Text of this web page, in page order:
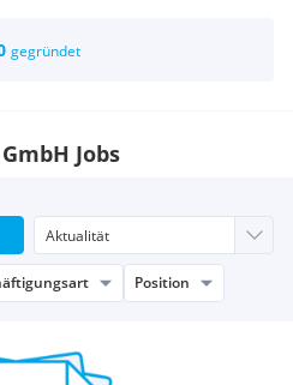
in der D-A-CH Region.
gegründet
Jobs
Position